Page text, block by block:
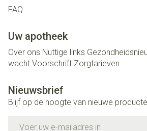
FAQ
Uw apotheek
Over ons Nuttige links
wacht Voorschrift Zorgtarieven
Nieuwsbrief
Blijf op de hoogte van nieuwe